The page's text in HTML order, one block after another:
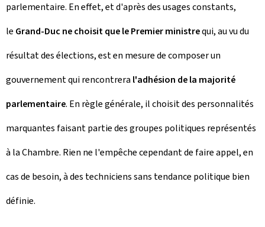
parlementaire. En effet, et d'après des usages constants,
le Grand-Duc ne choisit que le Premier ministrequi, au vu du
résultat des élections, est en mesure de composer un
gouvernement qui rencontrera l'adhésion de la majorité
parlementaire. En règle générale, il choisit des personnalités
marquantes faisant partie des groupes politiques représentés
à la Chambre. Rien ne l'empêche cependant de faire appel, en
cas de besoin, à des techniciens sans tendance politique bien
définie.